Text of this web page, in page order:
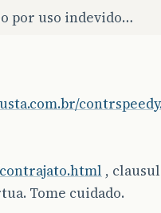
por uso indevido…
,
Tome cuidado.